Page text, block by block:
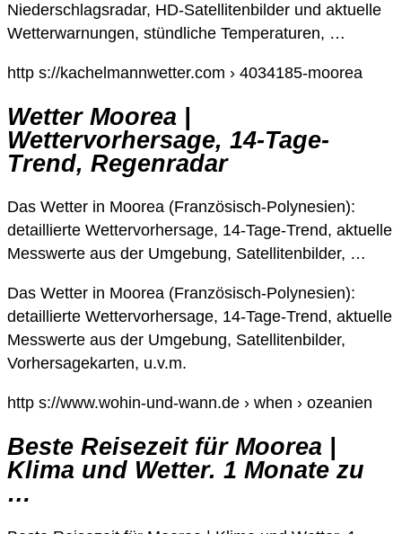
Niederschlagsradar, HD-Satellitenbilder und aktuelle
Wetterwarnungen, stündliche Temperaturen, …
http s://kachelmannwetter.com › 4034185-moorea
Wetter Moorea |
Wettervorhersage, 14-Tage-
Trend, Regenradar
Das Wetter in Moorea (Französisch-Polynesien):
detaillierte Wettervorhersage, 14-Tage-Trend, aktuelle
Messwerte aus der Umgebung, Satellitenbilder, …
Das Wetter in Moorea (Französisch-Polynesien):
detaillierte Wettervorhersage, 14-Tage-Trend, aktuelle
Messwerte aus der Umgebung, Satellitenbilder,
Vorhersagekarten, u.v.m.
http s://www.wohin-und-wann.de › when › ozeanien
Beste Reisezeit für Moorea |
Klima und Wetter. 1 Monate zu
…